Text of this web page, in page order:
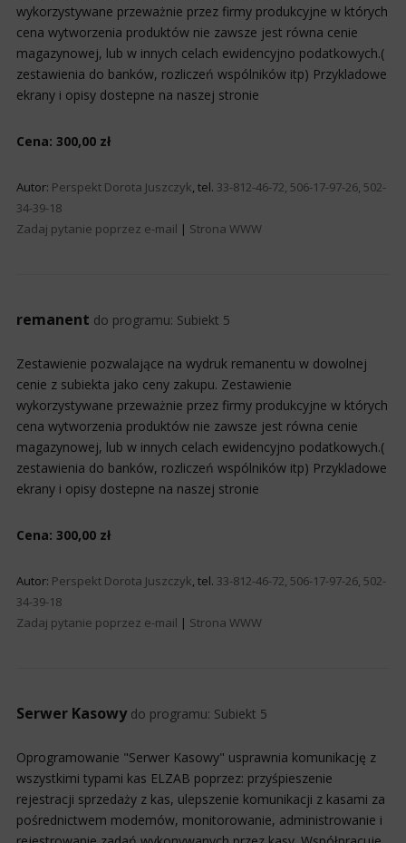
wykorzystywane przeważnie przez firmy produkcyjne w których
cena wytworzenia produktów nie zawsze jest równa cenie
magazynowej, lub w innych celach ewidencyjno podatkowych.(
zestawienia do banków, rozliczeń wspólników itp) Przykladowe
ekrany i opisy dostepne na naszej stronie
Cena: 300,00 zł
Autor: Perspekt Dorota Juszczyk, tel. 33-812-46-72, 506-17-97-26, 502-
34-39-18
Zadaj pytanie poprzez e-mail | Strona WWW
remanent do programu: Subiekt 5
Zestawienie pozwalające na wydruk remanentu w dowolnej
cenie z subiekta jako ceny zakupu. Zestawienie
wykorzystywane przeważnie przez firmy produkcyjne w których
cena wytworzenia produktów nie zawsze jest równa cenie
magazynowej, lub w innych celach ewidencyjno podatkowych.(
zestawienia do banków, rozliczeń wspólników itp) Przykladowe
ekrany i opisy dostepne na naszej stronie
Cena: 300,00 zł
Autor: Perspekt Dorota Juszczyk, tel. 33-812-46-72, 506-17-97-26, 502-
34-39-18
Zadaj pytanie poprzez e-mail | Strona WWW
Serwer Kasowy do programu: Subiekt 5
Oprogramowanie "Serwer Kasowy" usprawnia komunikację z
wszystkimi typami kas ELZAB poprzez: przyśpieszenie
rejestracji sprzedaży z kas, ulepszenie komunikacji z kasami za
pośrednictwem modemów, monitorowanie, administrowanie i